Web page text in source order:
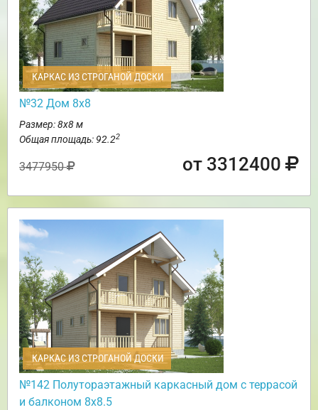
КАРКАС ИЗ СТРОГАНОЙ ДОСКИ
№32 Дом 8х8
Размер: 8х8 м
Общая площадь: 92.22
3477950 от 3312400
КАРКАС ИЗ СТРОГАНОЙ ДОСКИ
№142 Полутораэтажный каркасный дом с террасой
и балконом 8х8.5